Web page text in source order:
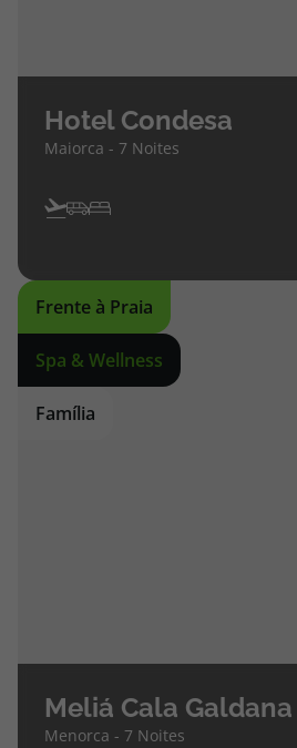
Hotel Condesa
Maiorca - 7 Noites
Frente à Praia
Spa & Wellness
Família
Meliá Cala Galdana
Menorca - 7 Noites